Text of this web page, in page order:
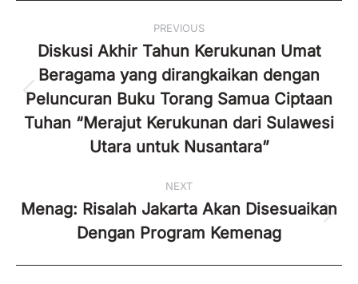
navigation
PREVIOUS
Previous
post:
Diskusi Akhir Tahun Kerukunan Umat
Beragama yang dirangkaikan dengan
Peluncuran Buku Torang Samua Ciptaan
Tuhan “Merajut Kerukunan dari Sulawesi
Utara untuk Nusantara”
NEXT
Next
post:
Menag: Risalah Jakarta Akan Disesuaikan
Dengan Program Kemenag